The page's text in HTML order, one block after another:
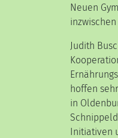
Neuen
Judith
hoffen
in
Initiativen